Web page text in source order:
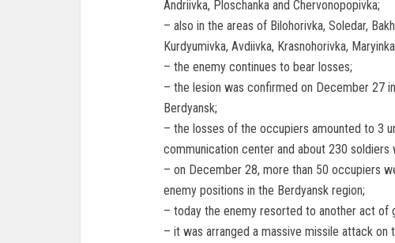
Andriivka, Ploschanka and Chervonopopivka;
– also in the areas of Bilohorivka, Soledar,
Kurdyumivka, Avdiivka, Krasnohorivka,
– the enemy continues to bear losses;
– the lesion was confirmed on December 27
Berdyansk;
– the losses of the occupiers amounted to 3
communication center and about 230 soldiers
– on December 28, more than 50 occupiers
enemy positions in the Berdyansk region;
– today the enemy resorted to another act of
– it was arranged a massive missile attack on